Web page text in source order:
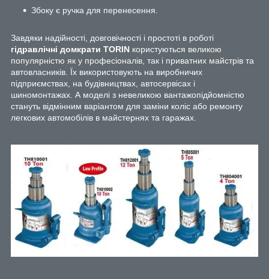
Збоку є ручка для перенесення.
Завдяки надійності, довговічності і простоті в роботі
гідравлічні домкрати TORIN користуються великою
популярністю як у професіоналів, так і приватних майстрів та
автовласників. Їх використовують на виробничих
підприємствах, на будівництвах, автосервісах і
шиномонтажах. А моделі з невеликою вантажопідйомністю
стануть відмінним варіантом для заміни коліс або ремонту
легкових автомобілів в майстернях та гаражах.